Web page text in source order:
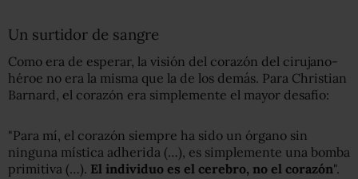
Un surtidor de sangre
Como era de esperar, la visión del corazón del cirujano-
héroe no era la misma que la de los demás. Para Christian
Barnard, el corazón era simplemente el mayor desafío:
"Para mí, el corazón siempre ha sido un órgano sin
ninguna mística adherida (…), es simplemente una bomba
primitiva (…). El individuo es el cerebro, no el corazón".